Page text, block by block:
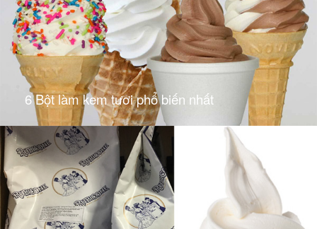
6 Bột làm kem tươi phổ biến nhất